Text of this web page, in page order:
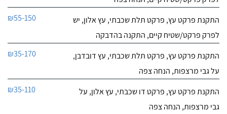
התקנת פרקט עץ, פרקט תלת שכבתי, עץ אלון, יש
לפרק פרקט/שטיח קיים, התקנה בהדבקה
₪55-150
התקנת פרקט עץ, פרקט תלת שכבתי, עץ דובדבן,
על גבי מרצפות, הנחה צפה
₪35-170
התקנת פרקט עץ, פרקט דו שכבתי, עץ אלון, על
גבי מרצפות, הנחה צפה
₪35-110